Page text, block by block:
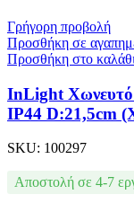
Γρήγορη προβολή
Προσθήκη σε
Προσθήκη στο καλάθι
InLight Χωνευτό
IP44 D:21,5cm
SKU: 100297
Αποστολή σε 4-7